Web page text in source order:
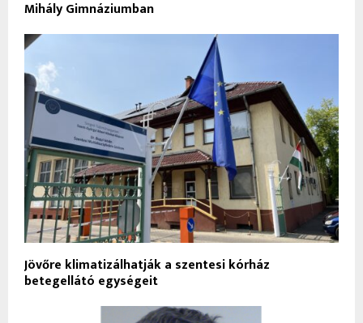
Mihály Gimnáziumban
Jövőre klimatizálhatják a szentesi kórház
betegellátó egységeit